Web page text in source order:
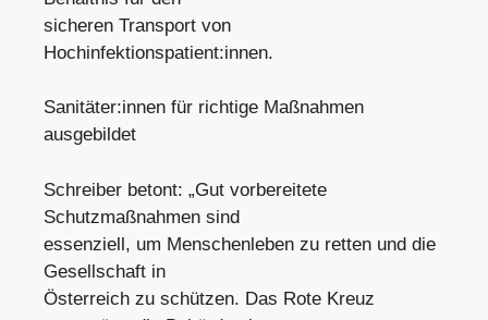
sicheren Transport von
Hochinfektionspatient:innen.
Sanitäter:innen für richtige Maßnahmen
ausgebildet
Schreiber betont: „Gut vorbereitete
Schutzmaßnahmen sind
essenziell, um Menschenleben zu retten und die
Gesellschaft in
Österreich zu schützen. Das Rote Kreuz